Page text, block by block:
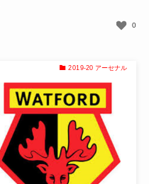
0
2019-20 アーセナル